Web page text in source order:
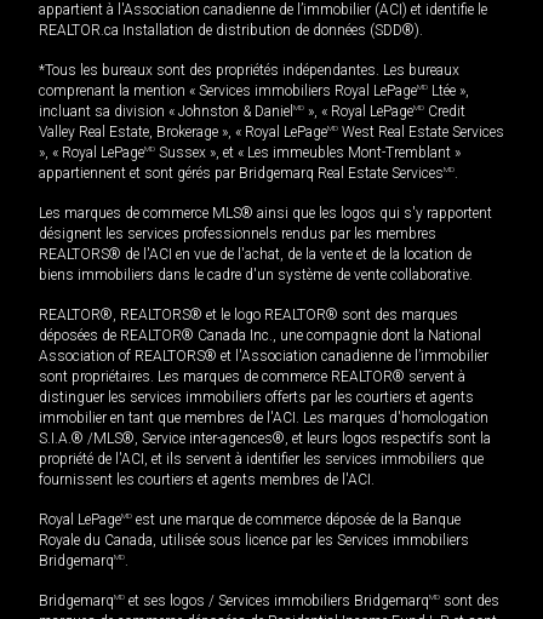
appartient à l'Association canadienne de l’immobilier (ACI) et identifie le
REALTOR.ca Installation de distribution de données (SDD®).
*Tous les bureaux sont des propriétés indépendantes. Les bureaux
comprenant la mention « Services immobiliers Royal LePageMD Ltée »,
incluant sa division « Johnston & Daniel MD », « Royal LePageMD Credit
Valley Real Estate, Brokerage », « Royal LePageMD West Real Estate Services
», « Royal LePageMD Sussex », et « Les immeubles Mont-Tremblant »
appartiennent et sont gérés par Bridgemarq Real Estate ServicesMD.
Les marques de commerce MLS® ainsi que les logos qui s'y rapportent
désignent les services professionnels rendus par les membres
REALTORS® de l'ACI en vue de l'achat, de la vente et de la location de
biens immobiliers dans le cadre d'un système de vente collaborative.
REALTOR®, REALTORS® et le logo REALTOR® sont des marques
déposées de REALTOR® Canada Inc., une compagnie dont la National
Association of REALTORS® et l'Association canadienne de l’immobilier
sont propriétaires. Les marques de commerce REALTOR® servent à
distinguer les services immobiliers offerts par les courtiers et agents
immobilier en tant que membres de l'ACI. Les marques d'homologation
S.I.A.® /MLS®, Service inter-agences®, et leurs logos respectifs sont la
propriété de l'ACI, et ils servent à identifier les services immobiliers que
fournissent les courtiers et agents membres de l'ACI.
Royal LePageMD est une marque de commerce déposée de la Banque
Royale du Canada, utilisée sous licence par les Services immobiliers
BridgemarqMD.
BridgemarqMD et ses logos / Services immobiliers BridgemarqMD sont des